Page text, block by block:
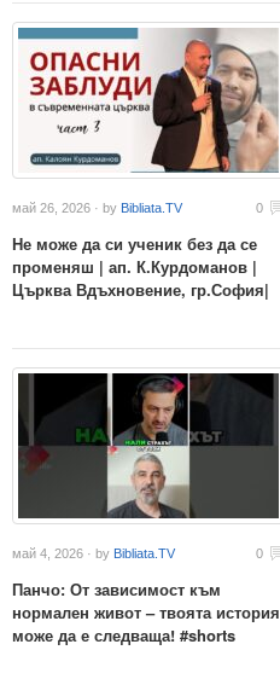
май 26, 2026 · by Bibliata.TV 0
Не може да си ученик без да се
променяш | ап. К.Курдоманов |
Църква Вдъхновение, гр.София|
май 4, 2026 · by Bibliata.TV 0
Панчо: От зависимост към
нормален живот – твоята история
може да е следваща! #shorts